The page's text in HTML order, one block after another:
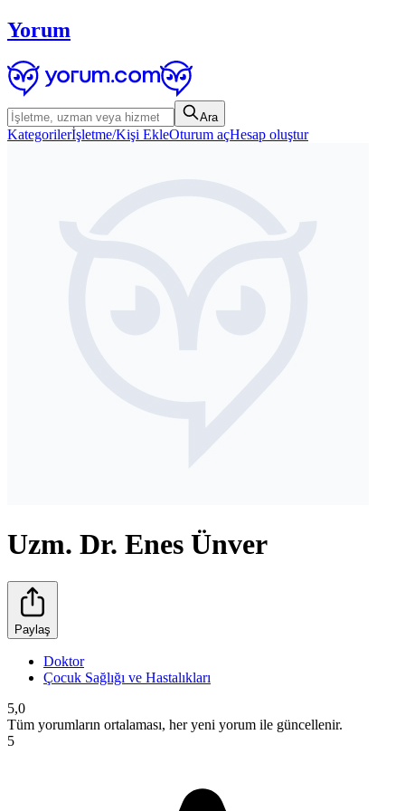
Yorum
Ara
Kategorilerİşletme/Kişi EkleOturum açHesap oluştur
Uzm. Dr. Enes Ünver
Paylaş
Doktor
Çocuk Sağlığı ve Hastalıkları
5,0
Tüm yorumların ortalaması, her yeni yorum ile güncellenir.
5